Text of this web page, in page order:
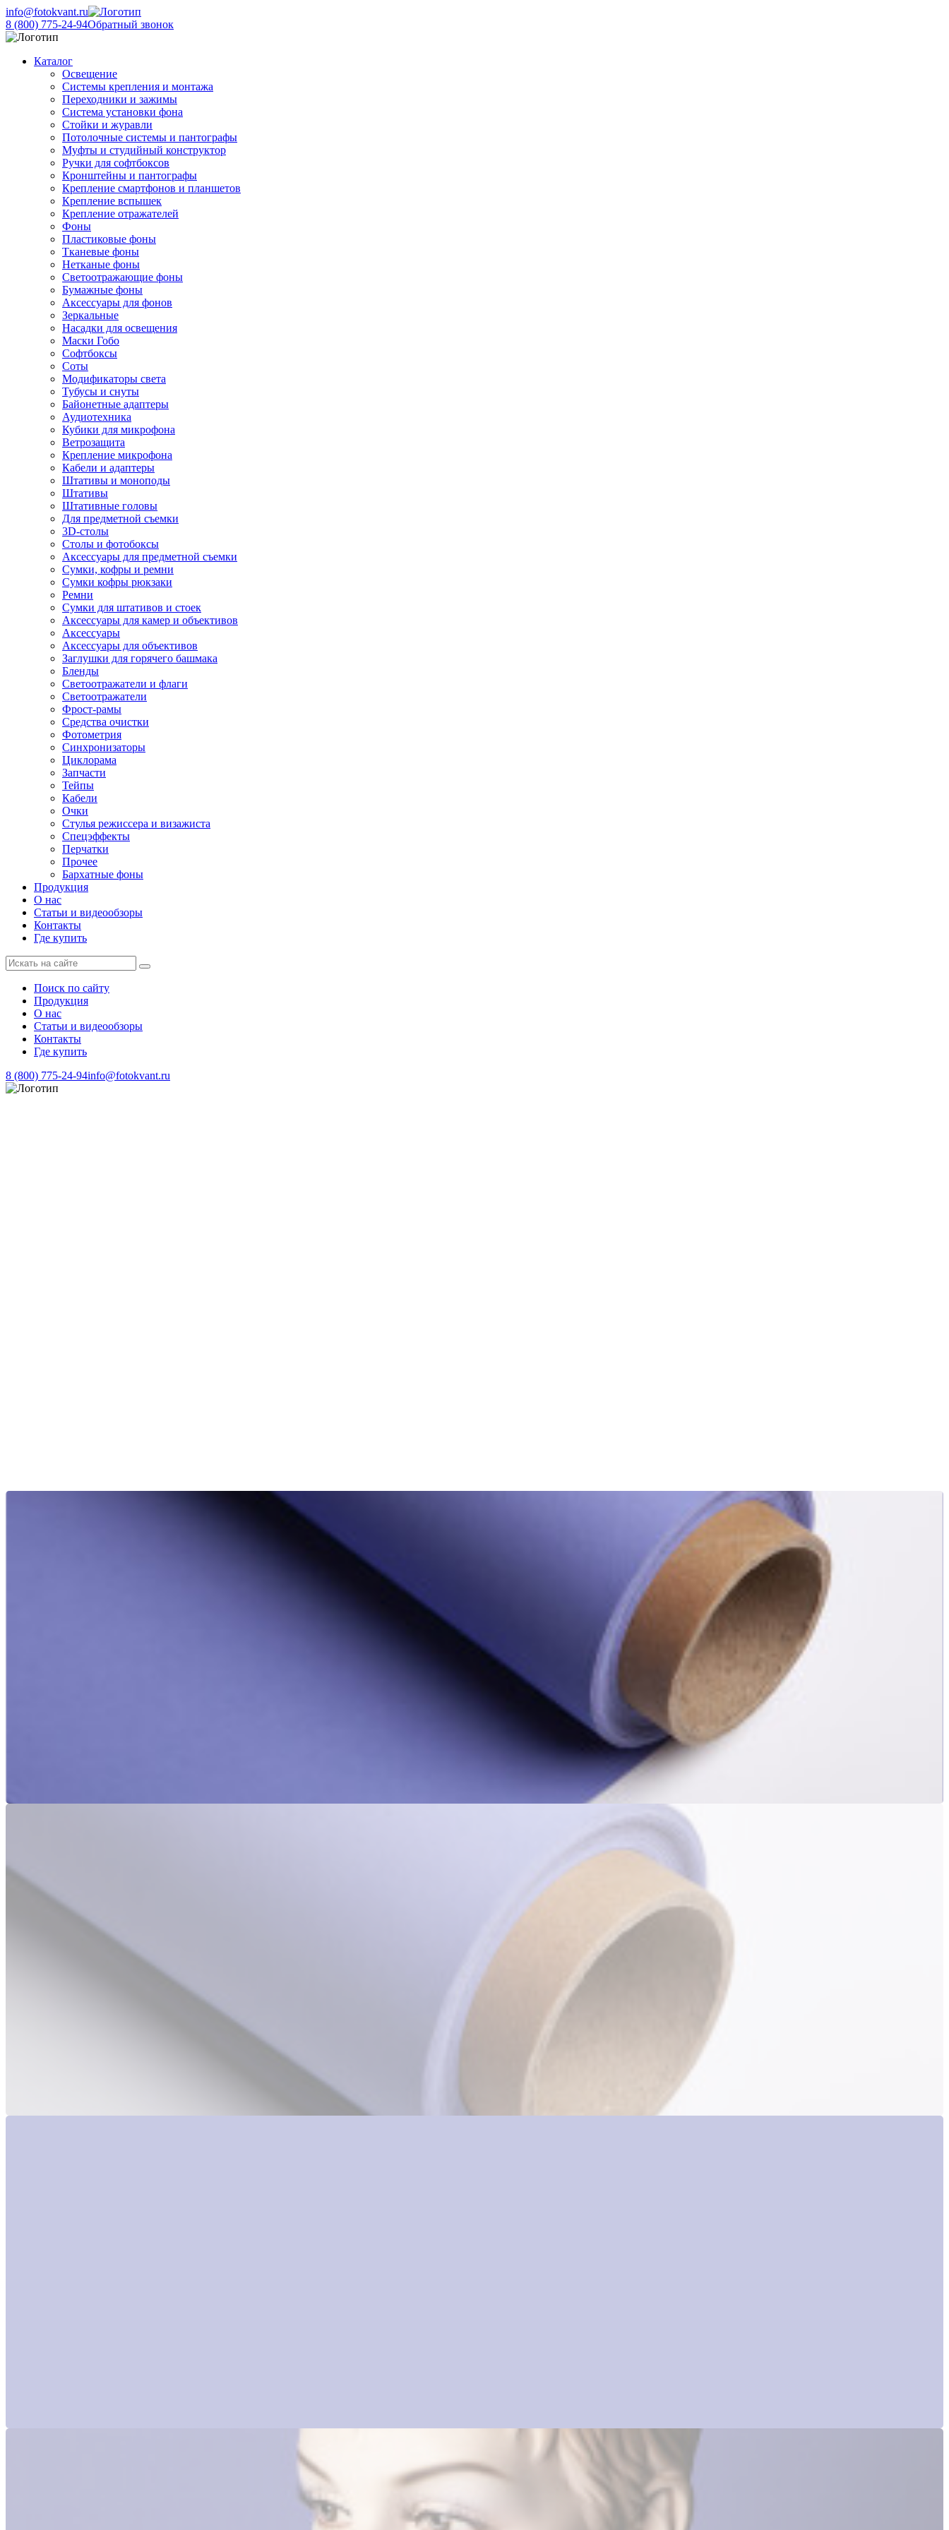
info@fotokvant.ru
8 (800) 775-24-94Обратный звонок
Каталог
Освещение
Системы крепления и монтажа
Переходники и зажимы
Система установки фона
Стойки и журавли
Потолочные системы и пантографы
Муфты и студийный конструктор
Ручки для софтбоксов
Кронштейны и пантографы
Крепление смартфонов и планшетов
Крепление вспышек
Крепление отражателей
Фоны
Пластиковые фоны
Тканевые фоны
Нетканые фоны
Светоотражающие фоны
Бумажные фоны
Аксессуары для фонов
Зеркальные
Насадки для освещения
Маски Гобо
Софтбоксы
Соты
Модификаторы света
Тубусы и снуты
Байонетные адаптеры
Аудиотехника
Кубики для микрофона
Ветрозащита
Крепление микрофона
Кабели и адаптеры
Штативы и моноподы
Штативы
Штативные головы
Для предметной съемки
3D-столы
Столы и фотобоксы
Аксессуары для предметной съемки
Сумки, кофры и ремни
Сумки кофры рюкзаки
Ремни
Сумки для штативов и стоек
Аксессуары для камер и объективов
Аксессуары
Аксессуары для объективов
Заглушки для горячего башмака
Бленды
Светоотражатели и флаги
Светоотражатели
Фрост-рамы
Средства очистки
Фотометрия
Синхронизаторы
Циклорама
Запчасти
Тейпы
Кабели
Очки
Стулья режиссера и визажиста
Спецэффекты
Перчатки
Прочее
Бархатные фоны
Продукция
О нас
Статьи и видеообзоры
Контакты
Где купить
Поиск по сайту
Продукция
О нас
Статьи и видеообзоры
Контакты
Где купить
8 (800) 775-24-94info@fotokvant.ru